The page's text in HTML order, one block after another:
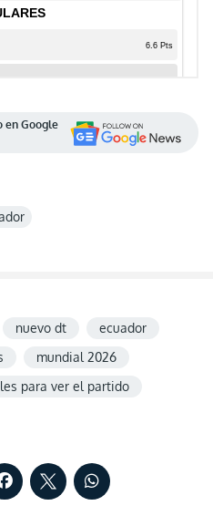
en Google
nuevo dt
ecuador
mundial 2026
para ver el partido